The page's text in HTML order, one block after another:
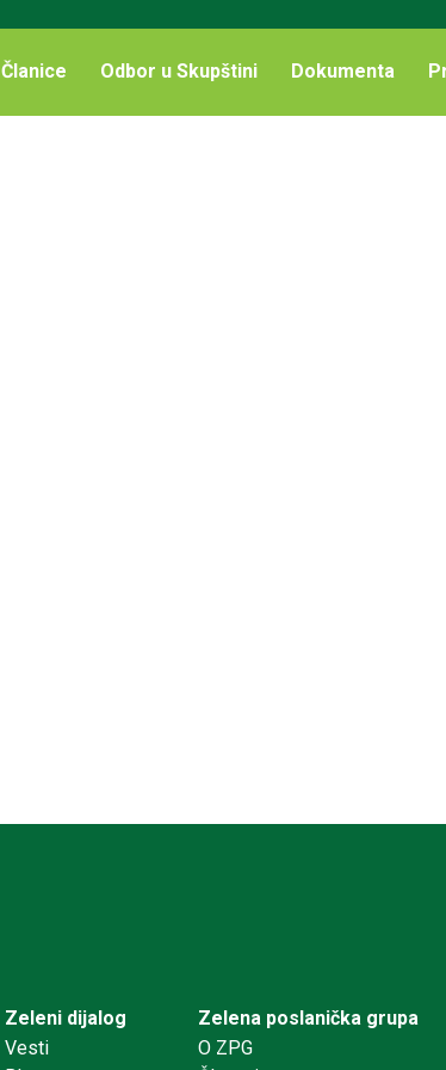
Članice Odbor u Skupštini Dokumenta
Zeleni dijalog
Vesti
Zelena poslanička grupa
O ZPG